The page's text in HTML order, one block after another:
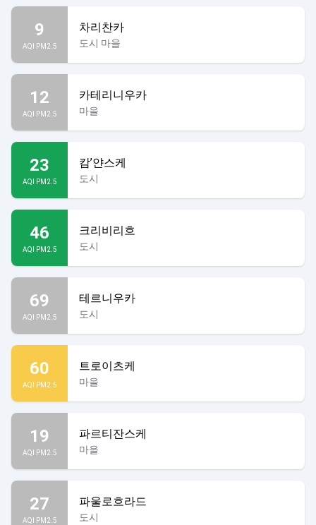
9
AQI PM2.5
차리찬카
도시 마을
12
AQI PM2.5
카테리니우카
마을
23
AQI PM2.5
캄’얀스케
도시
46
AQI PM2.5
크리비리흐
도시
69
AQI PM2.5
테르니우카
도시
60
AQI PM2.5
트로이츠케
마을
19
AQI PM2.5
파르티잔스케
마을
27
AQI PM2.5
파울로흐라드
도시